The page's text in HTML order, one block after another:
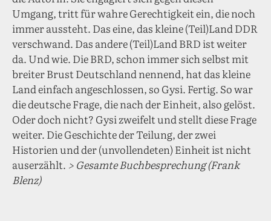
Umgang, tritt für wahre Gerechtigkeit ein, die noch
immer aussteht. Das eine, das kleine (Teil)Land DDR
verschwand. Das andere (Teil)Land BRD ist weiter
da. Und wie. Die BRD, schon immer sich selbst mit
breiter Brust Deutschland nennend, hat das kleine
Land einfach angeschlossen, so Gysi. Fertig. So war
die deutsche Frage, die nach der Einheit, also gelöst.
Oder doch nicht? Gysi zweifelt und stellt diese Frage
weiter. Die Geschichte der Teilung, der zwei
Historien und der (unvollendeten) Einheit ist nicht
auserzählt. > Gesamte Buchbesprechung (Frank
Blenz)